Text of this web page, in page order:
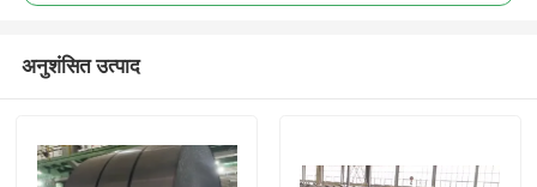
अनुशंसित उत्पाद